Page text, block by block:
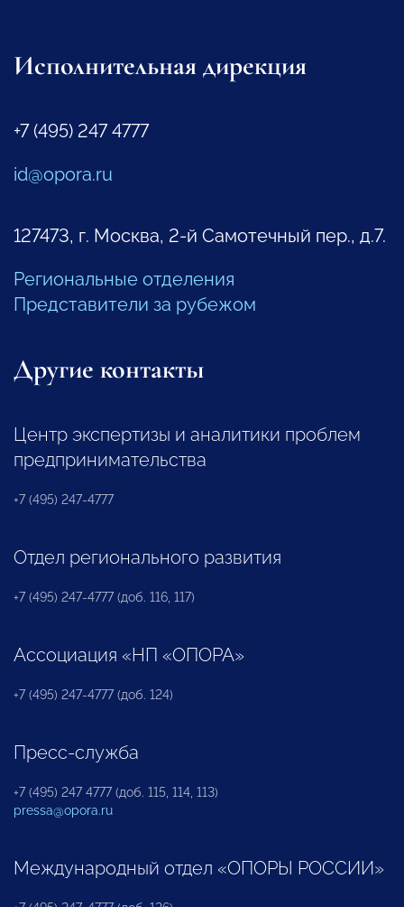
Исполнительная дирекция
+7 (495) 247 4777
id@opora.ru
127473, г. Москва, 2-й Самотечный пер., д.7.
Региональные отделения
Представители за рубежом
Другие контакты
Центр экспертизы и аналитики проблем
предпринимательства
+7 (495) 247-4777
Отдел регионального развития
+7 (495) 247-4777 (доб. 116, 117)
Ассоциация «НП «ОПОРА»
+7 (495) 247-4777 (доб. 124)
Пресс-служба
+7 (495) 247 4777 (доб. 115, 114, 113)
pressa@opora.ru
Международный отдел «ОПОРЫ РОССИИ»